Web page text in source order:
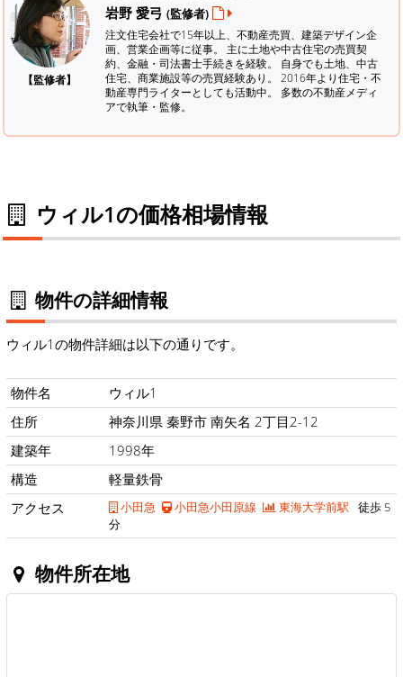
【監修者】
岩野 愛弓 (監修者)
注文住宅会社で15年以上、不動産売買、建築デザイン企
画、営業企画等に従事。 主に土地や中古住宅の売買契
約、金融・司法書士手続きを経験。 自身でも土地、中古
住宅、商業施設等の売買経験あり。 2016年より住宅・不
動産専門ライターとしても活動中。 多数の不動産メディ
アで執筆・監修。
ウィル1の価格相場情報
物件の詳細情報
ウィル1の物件詳細は以下の通りです。
物件名
ウィル1
住所
神奈川県 秦野市 南矢名 2丁目2-12
建築年
1998年
構造
軽量鉄骨
アクセス
小田急 小田急小田原線 東海大学前駅 徒歩 5
分
物件所在地